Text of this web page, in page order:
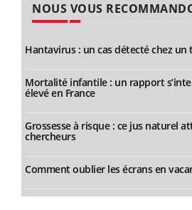
NOUS VOUS
Hantavirus : un cas détecté chez un
Mortalité infantile : un rapport
élevé en France
Grossesse à risque : ce jus naturel
chercheurs
Comment oublier les écrans en